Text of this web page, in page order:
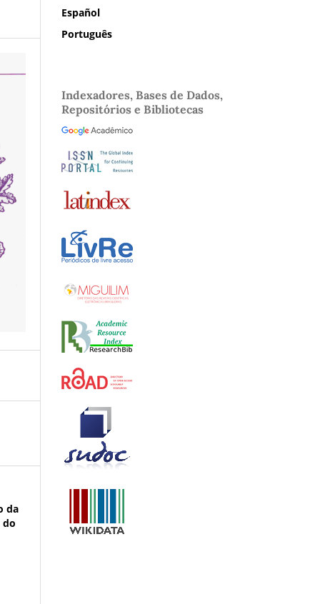
da
do
Español
Português
Indexadores, Bases de Dados,
Repositórios e Bibliotecas